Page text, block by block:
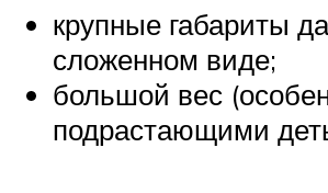
крупные габариты
сложенном виде;
большой вес
подрастающими